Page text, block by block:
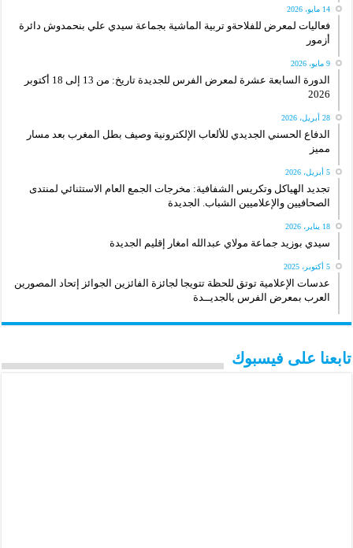
14 مايو، 2026
فعاليات لمعرض للفلاحةو تربية الماشية بجماعة سيدي علي بنحمدوش دائرة
أزمور
9 مايو، 2026
الدورة السابعة عشرة لمعرض الفرس للجديدة تاريخ: من 13 إلى 18 أكتوبر
2026
28 أبريل، 2026
الدفاع الحسني الجديدي للألعاب الإلكترونية وصيف بطل المغرب بعد مسار
مميز
5 أبريل، 2026
تجديد الهياكل وتكريس الشفافية: مخرجات الجمع العام الاستثنائي لمنتدى
الصحافيين والإعلاميين الشباب. الجديدة
18 يناير، 2026
سيدي بوزيد جماعة مولاي عبدالله امغار إقليم الجديدة
5 أكتوبر، 2025
عدسات الإعلامية توتق للحظة تتويجا لجائزة الفائزين الجوائز إتحاد المصورين
العرب بمعرض الفرس بالجديــدة
تابعنا على فيسبوك